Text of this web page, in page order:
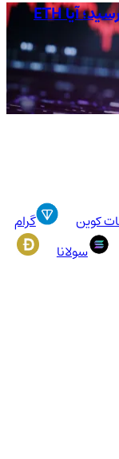
کاهش عرضه اتریوم به بالاترین سطح رسید؛ آیا ETH
کوین
گرام
سولانا